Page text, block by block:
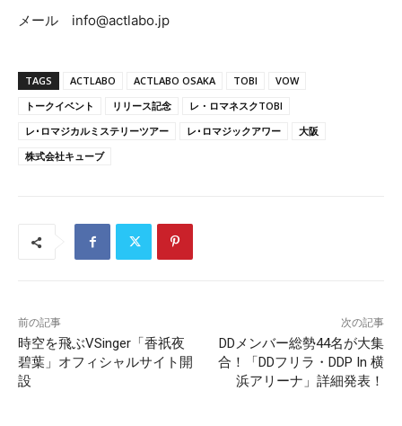
メール info@actlabo.jp
TAGS ACTLABO ACTLABO OSAKA TOBI
VOW
トークイベント
リリース記念
レ・ロマネスクTOBI
レ･ロマジカルミステリーツアー
レ･ロマジックアワー
大阪
株式会社キューブ
前の記事
時空を飛ぶVSinger「香祇夜
碧葉」オフィシャルサイト開
設
次の記事
DDメンバー総勢44名が大集
合！「DDフリラ・DDP In 横
浜アリーナ」詳細発表！